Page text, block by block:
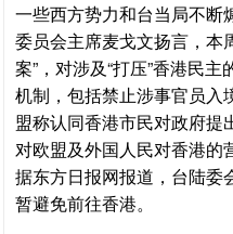
一些西方势力和台当局不断
委员会主席麦戈文扬言，本
案”，对涉及“打压”香港民
机制，包括禁止涉事官员入
盟称认同香港市民对政府提
对欧盟及外国人民对香港的
据东方日报网报道，台陆委
暂避免前往香港。